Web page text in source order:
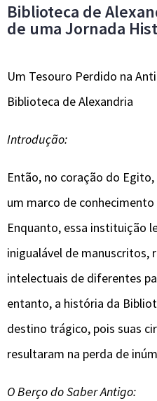
Biblioteca de
de uma Jornada
Um Tesouro Perdido na
Biblioteca de Alexandria
Introdução:
Então, no coração do
um marco de
Enquanto, essa instituição
inigualável de manuscritos,
intelectuais de diferentes
entanto, a história da
destino trágico, pois suas
resultaram na perda de
O Berço do Saber Antigo: